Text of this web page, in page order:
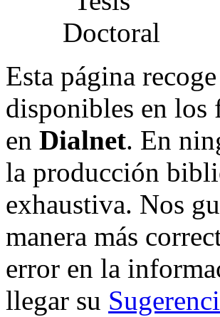
Esta página
disponibles en los
en Dialnet. En
la producción
exhaustiva. Nos
manera más
error en la
llegar su